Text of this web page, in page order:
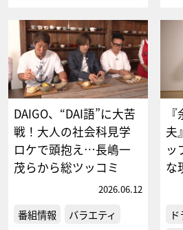
DAIGO、“DAI語”に大苦
戦！大人の社会科見学
ロケで頭抱え…長嶋一
茂らから総ツッコミ
2026.06.12
番組情報 バラエティ
夫
ッ
な